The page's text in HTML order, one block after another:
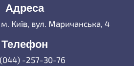
Адреса
Київ, вул. Маричанська, 4
Телефон
-257-30-76